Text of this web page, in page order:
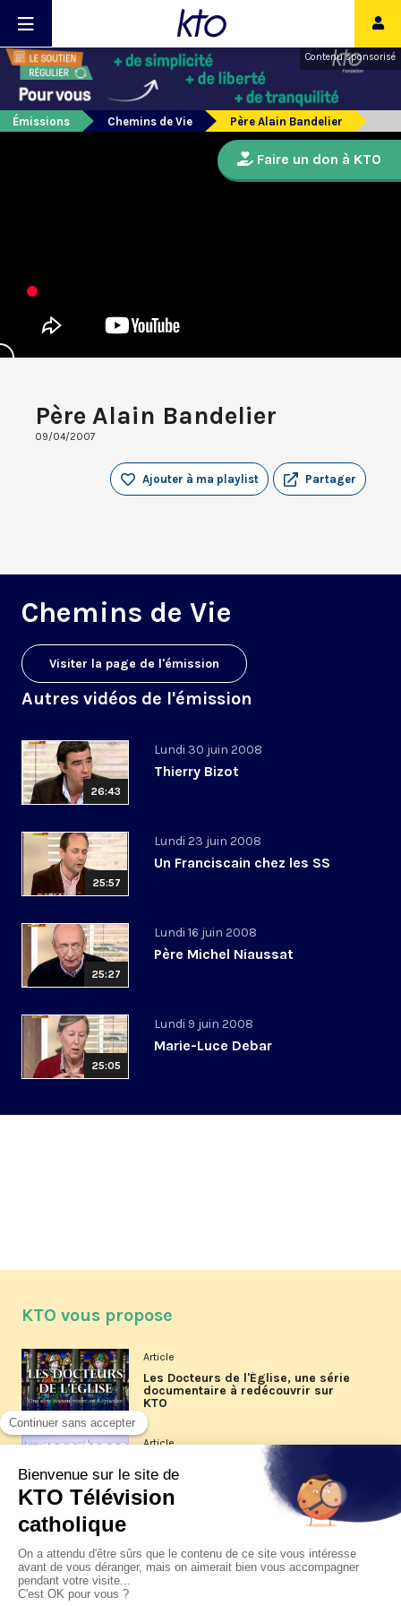
Contenu sponsorisé
Émissions Chemins de Vie Père Alain Bandelier
Père Alain Bandelier
09/04/2007
Partager
Ajouter à ma playlist
Chemins de Vie
Visiter la page de l'émission
Autres vidéos de l'émission
26:43
Lundi 30 juin 2008
Thierry Bizot
25:57
Lundi 23 juin 2008
Un Franciscain chez les SS
25:27
Lundi 16 juin 2008
Père Michel Niaussat
25:05
Lundi 9 juin 2008
Marie-Luce Debar
Faire un don à KTO
KTO vous propose
Article
Les Docteurs de l'Église, une série
documentaire à redécouvrir sur
KTO
Article
Les reportages d'été 2026 de KTO
La visite pastorale du pape Léon
XIV à Assise à suivre sur KTO le
jeudi 6 août